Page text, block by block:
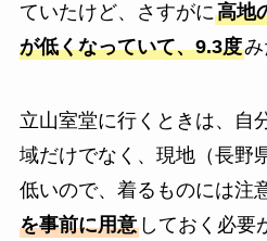
ていたけど、さすがに高地
が低くなっていて、9.3度み
立山室堂に行くときは、自
域だけでなく、現地（長野
低いので、着るものには注
を事前に用意しておく必要